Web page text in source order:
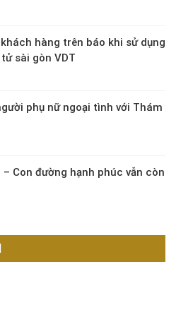
hàng trên báo khi sử dụng
sài gòn VDT
phụ nữ ngoại tình với Thám
Con đường hạnh phúc vẫn còn